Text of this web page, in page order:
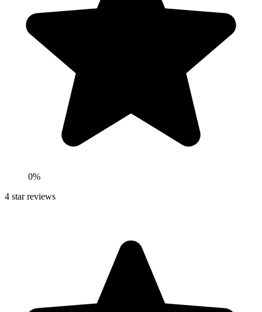
0%
4 star reviews